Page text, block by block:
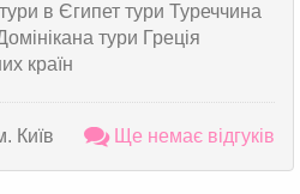
в Єгипет тури Туреччина
тури Греція
країн
Київ Ще немає відгуків